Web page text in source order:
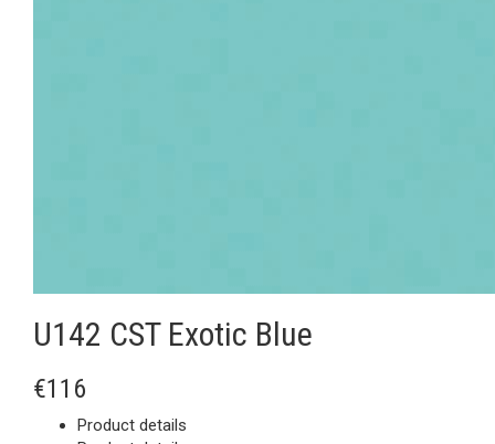
U142 CST Exotic Blue
€116
Product details